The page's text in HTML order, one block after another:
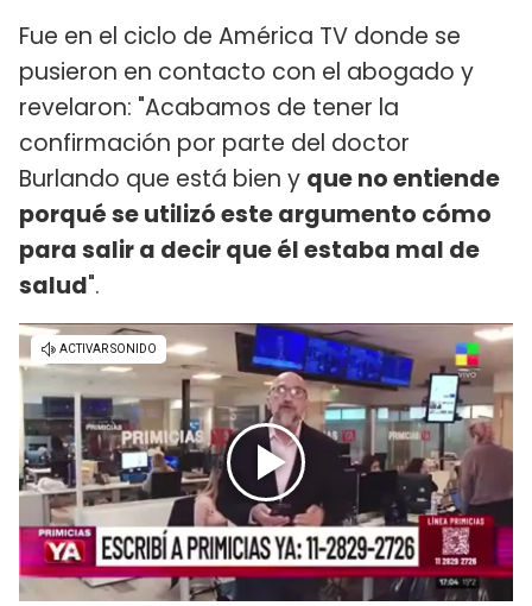
Fue en el ciclo de América TV donde se
pusieron en contacto con el abogado y
revelaron: "Acabamos de tener la
confirmación por parte del doctor
Burlando que está bien y que no entiende
porqué se utilizó este argumento cómo
para salir a decir que él estaba mal de
salud".